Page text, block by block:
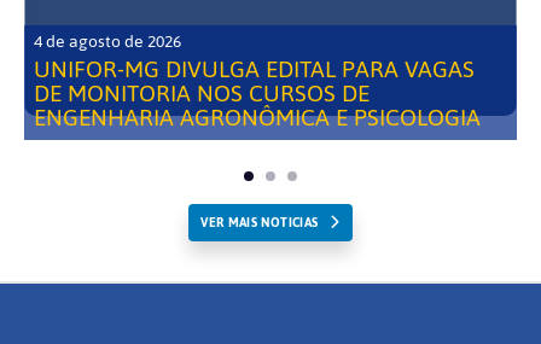
4 de agosto de 2026
UNIFOR-MG DIVULGA EDITAL PARA VAGAS
DE MONITORIA NOS CURSOS DE
ENGENHARIA AGRONÔMICA E PSICOLOGIA
VER MAIS NOTICIAS